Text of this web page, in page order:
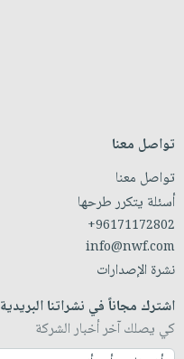
تواصل معنا
تواصل معنا
أسئلة يتكرر طرحها
+96171172802
info@nwf.com
نشرة الإصدارات
اشترك مجاناً في نشراتنا البريدية
كي يصلك آخر أخبار الشركة